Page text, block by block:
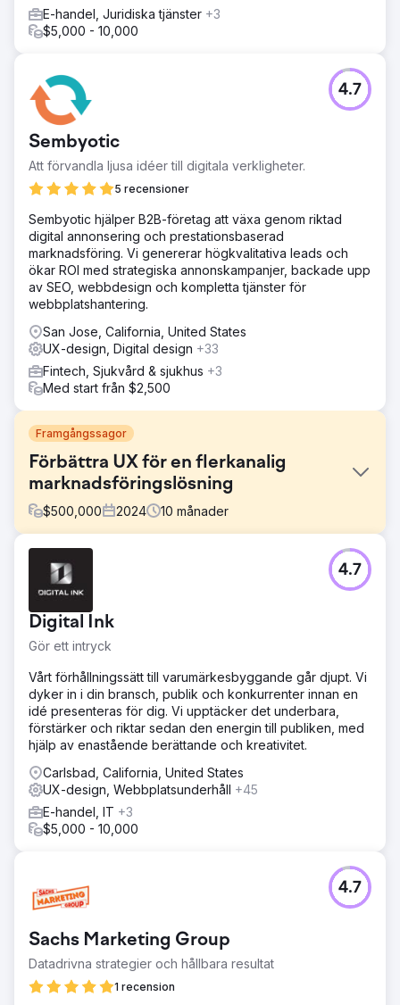
E-handel, Juridiska tjänster +3
$5,000 - 10,000
Sembyotic
Att förvandla ljusa idéer till digitala verkligheter.
5 recensioner
4.7
Sembyotic hjälper B2B-företag att växa genom riktad
digital annonsering och prestationsbaserad
marknadsföring. Vi genererar högkvalitativa leads och
ökar ROI med strategiska annonskampanjer, backade upp
av SEO, webbdesign och kompletta tjänster för
webbplatshantering.
San Jose, California, United States
UX-design, Digital design +33
Fintech, Sjukvård & sjukhus +3
Med start från $2,500
Framgångssagor
Förbättra UX för en flerkanalig
marknadsföringslösning
$500,000 2024 10 månader
Listraks plattform hade blivit alltför komplex under 20 år,
vilket ledde till ett rörigt gränssnitt och osammanhängande
arbetsflöden. Med 118 navigeringsobjekt och
inkonsekventa verktyg hade marknadsförare svårt att
effektivt skapa och hantera flerkanalskampanjer. Listrak
behövde en fullständig omdesign för att minska friktion,
förena arbetsflöden och skapa en mer intuitiv upplevelse
för sina användare.
Lösning
Neuron samarbetade med Listrak för att omforma sin
plattform. Vi effektiviserade navigeringen från 118 till 16
artiklar, enhetligade kampanjskapanden över olika
kanaler och introducerade en e-postbyggare utan kod,
ett intuitivt automatiseringsverktyg och ett dynamiskt
taggningssystem. Arbetet grundade sig i
användarundersökningar från 13 djupintervjuer, vilket
användarbehov inom e-handel och marknadsföring.
Resultat
marknadsförare att lansera och hantera kampanjer
snabbare och med färre fel. Användare fick mer kontroll
genom anpassning och AI-drivna personaliseringsverktyg.
Effektiviteten förbättrades genom förenklad navigering
Digital Ink
Gör ett intryck
4.7
Vårt förhållningssätt till varumärkesbyggande går djupt. Vi
dyker in i din bransch, publik och konkurrenter innan en
idé presenteras för dig. Vi upptäcker det underbara,
förstärker och riktar sedan den energin till publiken, med
hjälp av enastående berättande och kreativitet.
Carlsbad, California, United States
UX-design, Webbplatsunderhåll +45
E-handel, IT +3
$5,000 - 10,000
Sachs Marketing Group
Datadrivna strategier och hållbara resultat
1 recension
4.7